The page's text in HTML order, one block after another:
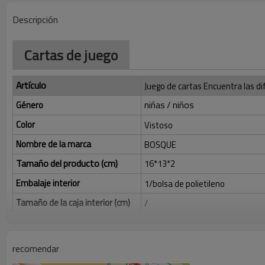
Descripción
Cartas de juego
Artículo
Juego de cartas Encuentra las
Género
niñas / niños
Color
Vistoso
Nombre de la marca
BOSQUE
Tamaño del producto (cm)
16*13*2
Embalaje interior
1/bolsa de polietileno
Tamaño de la caja interior (cm)
/
GW(KG)
16
recomendar